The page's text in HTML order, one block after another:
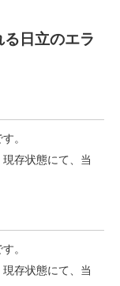
日立のエラ
。
存状態にて、当
。
存状態にて、当